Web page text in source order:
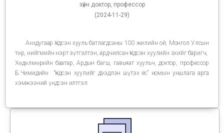
зүйн доктор, профессор
(2024-11-29)
Анхдугаар Үндсэн хууль батлагдсаны 100 жилийн ой, Монгол Улсын
төр, нийгмийн нэрт зүтгэлтэн, ардчилсан Үндсэн хуулийн эхийг баригч,
Хөдөлмөрийн баатар, Ардын багш, гавьяат хуульч, доктор, профессор
Б.Чимидийн “Үндсэн хуулийг дээдлэн шүтэх ёс” номын уншлага арга
хэмжээний үндсэн илтгэл